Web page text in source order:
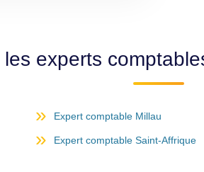
experts
Expert comptable Millau
Expert comptable Saint-Affrique